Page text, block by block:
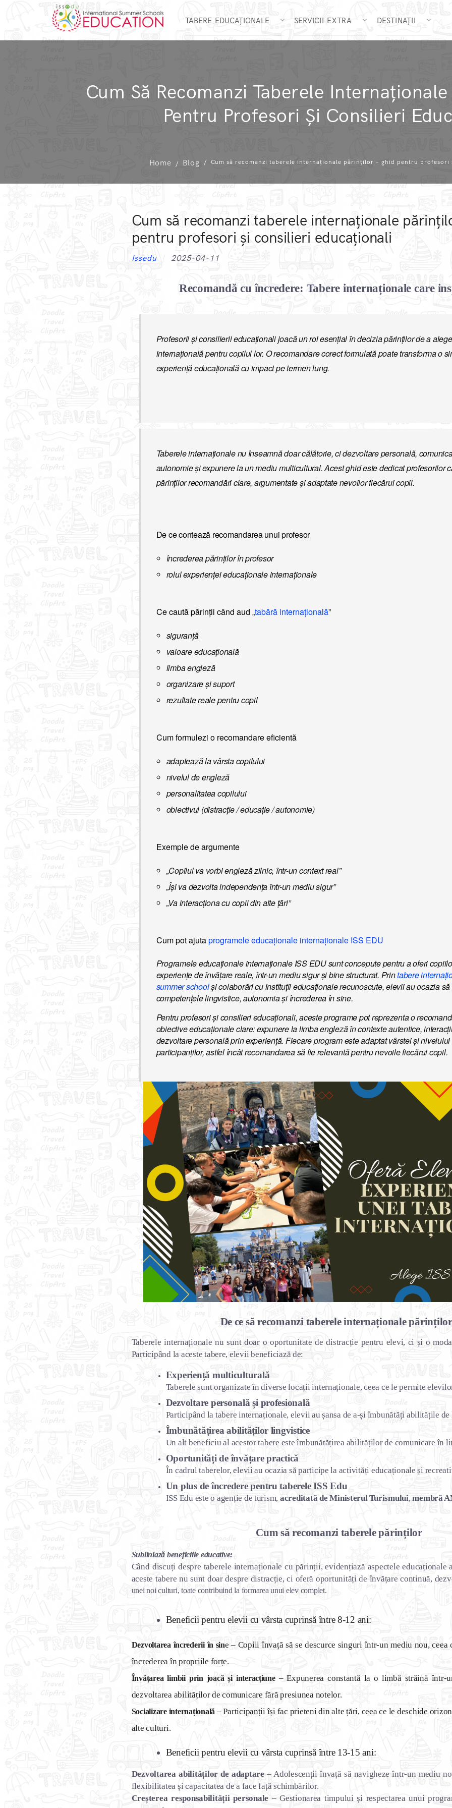
TABERE EDUCAȚIONALE SERVICII EXTRA DESTINAȚII
Cum Să Recomanzi Taberele
Pentru Profesori Și Consilieri
Home Blog Cum să recomanzi taberele internaționale părinților – ghid pentru
Cum să recomanzi taberele internaționale
pentru profesori și consilieri educaționali
Issedu 2025-04-11
Recomandă cu încredere: Tabere internaționale care
Profesorii și consilierii educaționali joacă un rol esențial în decizia părinților de a
internațională pentru copilul lor. O recomandare corect formulată poate transforma o
experiență educațională cu impact pe termen lung.
Taberele internaționale nu înseamnă doar călătorie, ci dezvoltare personală,
autonomie și expunere la un mediu multicultural. Acest ghid este dedicat profesorilor
părinților recomandări clare, argumentate și adaptate nevoilor fiecărui copil.
De ce contează recomandarea unui profesor
încrederea părinților în profesor
rolul experienței educaționale internaționale
Ce caută părinții când aud „tabără internațională”
siguranță
valoare educațională
limba engleză
organizare și suport
rezultate reale pentru copil
Cum formulezi o recomandare eficientă
adaptează la vârsta copilului
nivelul de engleză
personalitatea copilului
obiectivul (distracție / educație / autonomie)
Exemple de argumente
„Copilul va vorbi engleză zilnic, într-un context real”
„Își va dezvolta independența într-un mediu sigur”
„Va interacționa cu copii din alte țări”
Cum pot ajutaprogramele educaționale internaționale ISS EDU
Programele educaționale internaționale ISS EDU sunt concepute pentru a oferi
experiențe de învățare reale, într-un mediu sigur și bine structurat. Printabere
summer schoolși colaborări cu instituții educaționale recunoscute, elevii au ocazia
competențele lingvistice, autonomia și încrederea în sine.
Pentru profesori și consilieri educaționali, aceste programe pot reprezenta o
obiective educaționale clare: expunere la limba engleză în contexte autentice,
dezvoltare personală prin experiență. Fiecare program este adaptat vârstei și
participanților, astfel încât recomandarea să fie relevantă pentru nevoile fiecărui copil.
De ce să recomanzi taberele internaționale
Taberele internaționale nu sunt doar o oportunitate de distracție pentru elevi, ci și o
Participând la aceste tabere, elevii beneficiază de:
Experiență multiculturală
Taberele sunt organizate în diverse locații internaționale, ceea ce le permite
Dezvoltare personală și profesională
Participând la tabere internaționale, elevii au șansa de a-și îmbunătăți abilitățile
Îmbunătățirea abilităților lingvistice
Un alt beneficiu al acestor tabere este îmbunătățirea abilităților de comunicare
Oportunități de învățare practică
În cadrul taberelor, elevii au ocazia să participe la activități educaționale și
Un plus de încredere pentru taberele ISS Edu
ISS Edu este o agenție de turism, acreditată de Ministerul Turismului, membră
Cum să recomanzi taberele părinților
Subliniază beneficiile educative:
Când discuți despre taberele internaționale cu părinții, evidențiază aspectele educaționale
aceste tabere nu sunt doar despre distracție, ci oferă oportunități de învățare continuă,
unei noi culturi, toate contribuind la formarea unui elev complet.
Beneficii pentru elevii cu vârsta cuprinsă între 8-12 ani:
Dezvoltarea încrederii în sine – Copiii învață să se descurce singuri într-un mediu nou, ceea
încrederea în propriile forțe.
Învățarea limbii prin joacă și interacțiune– Expunerea constantă la o limbă străină într-
dezvoltarea abilităților de comunicare fără presiunea notelor.
Socializare internațională – Participanții își fac prieteni din alte țări, ceea ce le deschide
alte culturi.
Beneficii pentru elevii cu vârsta cuprinsă între 13-15 ani:
Dezvoltarea abilităților de adaptare– Adolescenții învață să navigheze într-un mediu
flexibilitatea și capacitatea de a face față schimbărilor.
Creșterea responsabilității personale – Gestionarea timpului și respectarea unui